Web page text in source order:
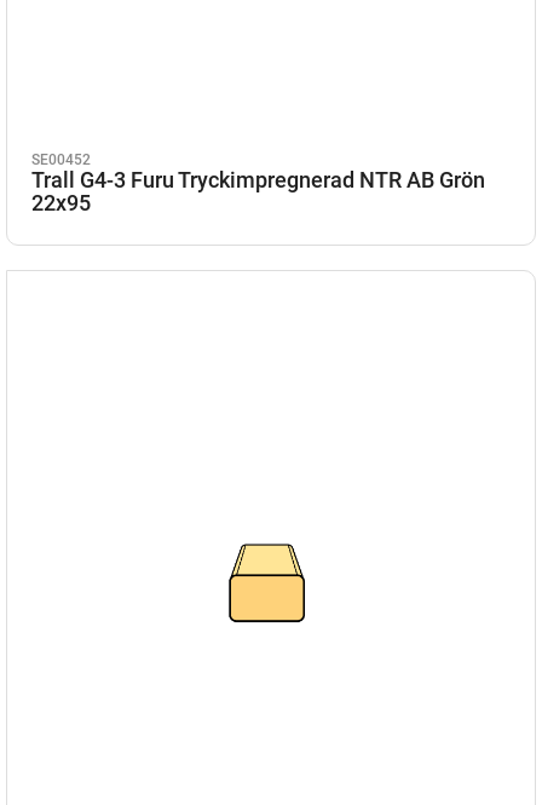
SE00452
Trall G4-3 Furu Tryckimpregnerad NTR AB Grön
22x95